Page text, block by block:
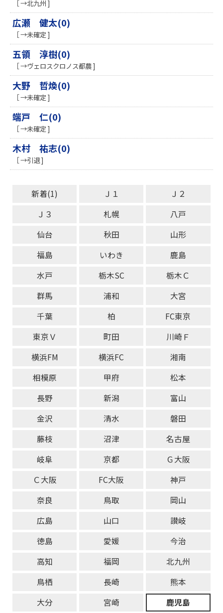
［ →北九州 ]
広瀬 健太(0)
［ →未確定 ]
五領 淳樹(0)
［ →ヴェロスクロノス都農 ]
大野 哲煥(0)
［ →未確定 ]
端戸 仁(0)
［ →未確定 ]
木村 祐志(0)
［ →引退 ]
新着(1) Ｊ１
Ｊ２
Ｊ３
札幌
八戸
仙台
秋田
山形
福島
いわき
鹿島
水戸
栃木SC
栃木Ｃ
群馬
浦和
大宮
千葉
柏
FC東京
東京Ｖ
町田
川崎Ｆ
横浜FM
横浜FC
湘南
相模原
甲府
松本
長野
新潟
富山
金沢
清水
磐田
藤枝
沼津
名古屋
岐阜
京都
Ｇ大阪
Ｃ大阪
FC大阪
神戸
奈良
鳥取
岡山
広島
山口
讃岐
徳島
愛媛
今治
高知
福岡
北九州
鳥栖
長崎
熊本
大分
宮崎
鹿児島